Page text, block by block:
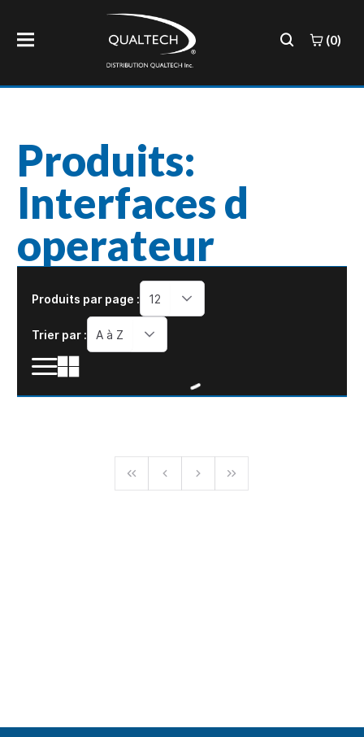
(0)
Produits:
Interfaces d
operateur
Produits par page : 12
Trier par : A à Z